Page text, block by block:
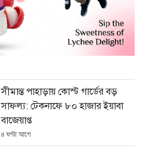
সীমান্ত পাহাড়ায় কোস্ট গার্ডের বড়
সাফল্য: টেকনাফে ৮০ হাজার ইয়াবা
বাজেয়াপ্ত
৪ ঘণ্টা আগে